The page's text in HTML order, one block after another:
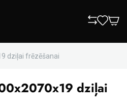
dziļai frēzēšanai
dziļai